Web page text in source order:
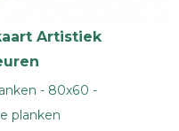
Artistiek
- 80x60 -
planken